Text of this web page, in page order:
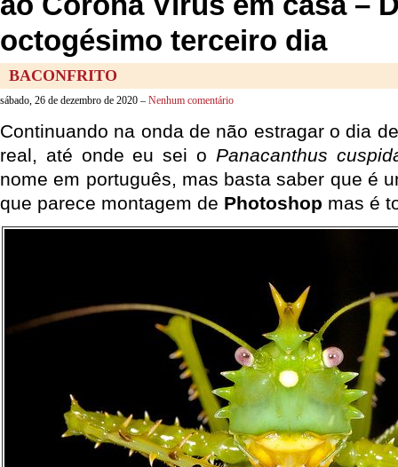
octogésimo terceiro dia
BACONFRITO
sábado, 26 de dezembro de 2020 – Nenhum comentário
Continuando na onda de não estragar o dia
real, até onde eu sei o Panacanthus
nome em português, mas basta saber que é
que parece montagem de Photoshop mas é